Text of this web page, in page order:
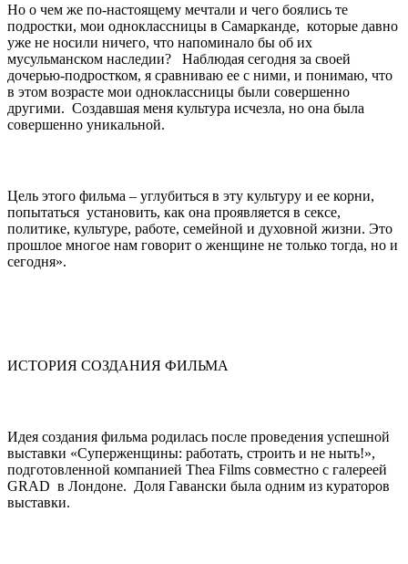
Но o чем же по-настоящему мечтали и чего боялись те
подростки, мои одноклассницы в Самарканде, которые давно
уже не носили ничего, что напоминало бы об их
мусульманском наследии? Наблюдая сегодня за своей
дочерью-подростком, я сравниваю ее с ними, и понимаю, что
в этом возрасте мои одноклассницы были совершенно
другими. Создавшая меня культура исчезла, но она была
совершенно уникальной.
Цель этого фильма – углубиться в эту культуру и ее корни,
попытаться установить, как она проявляется в сексе,
политике, культуре, работе, семейной и духовной жизни. Это
прошлое многое нам говорит о женщине не только тогда, но и
сегодня».
ИСТОРИЯ СОЗДАНИЯ ФИЛЬМА
Идея создания фильма родилась после проведения успешной
выставки «Суперженщины: работать, строить и не ныть!»,
подготовленной компанией Thea Films совместно с галереей
GRAD в Лондоне. Доля Гавански была одним из кураторов
выставки.